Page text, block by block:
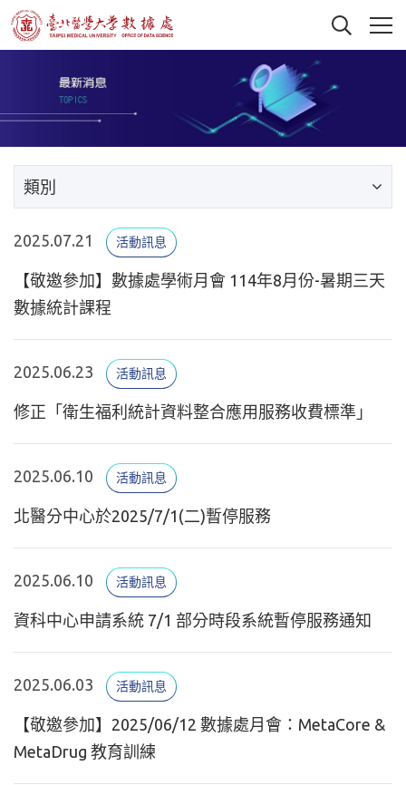
類別
2025.07.21 活動訊息
【敬邀參加】數據處學術月會 114年8月份-暑期三天
數據統計課程
2025.06.23 活動訊息
修正「衛生福利統計資料整合應用服務收費標準」
2025.06.10 活動訊息
北醫分中心於2025/7/1(二)暫停服務
2025.06.10 活動訊息
資科中心申請系統 7/1 部分時段系統暫停服務通知
2025.06.03 活動訊息
【敬邀參加】2025/06/12 數據處月會：MetaCore &
MetaDrug 教育訓練